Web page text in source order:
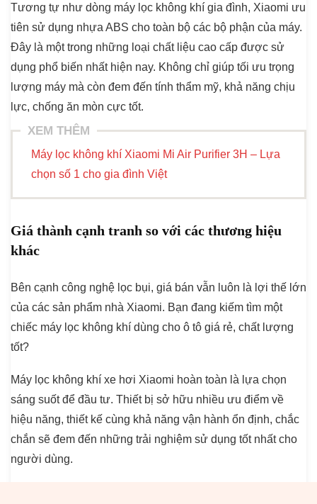
Tương tự như dòng máy lọc không khí gia đình, Xiaomi ưu
tiên sử dụng nhựa ABS cho toàn bộ các bộ phận của máy.
Đây là một trong những loại chất liệu cao cấp được sử
dụng phổ biến nhất hiện nay. Không chỉ giúp tối ưu trọng
lượng máy mà còn đem đến tính thẩm mỹ, khả năng chịu
lực, chống ăn mòn cực tốt.
XEM THÊM
Máy lọc không khí Xiaomi Mi Air Purifier 3H – Lựa
chọn số 1 cho gia đình Việt
Giá thành cạnh tranh so với các thương hiệu
khác
Bên cạnh công nghệ lọc bụi, giá bán vẫn luôn là lợi thế lớn
của các sản phẩm nhà Xiaomi. Bạn đang kiếm tìm một
chiếc máy lọc không khí dùng cho ô tô giá rẻ, chất lượng
tốt?
Máy lọc không khí xe hơi Xiaomi hoàn toàn là lựa chọn
sáng suốt để đầu tư. Thiết bị sở hữu nhiều ưu điểm về
hiệu năng, thiết kế cùng khả năng vận hành ổn định, chắc
chắn sẽ đem đến những trải nghiệm sử dụng tốt nhất cho
người dùng.